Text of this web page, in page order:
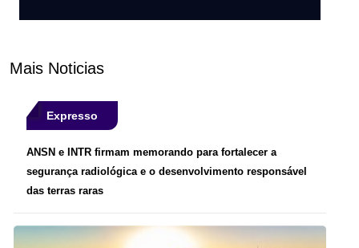
Mais Noticias
Expresso
ANSN e INTR firmam memorando para fortalecer a
segurança radiológica e o desenvolvimento responsável
das terras raras